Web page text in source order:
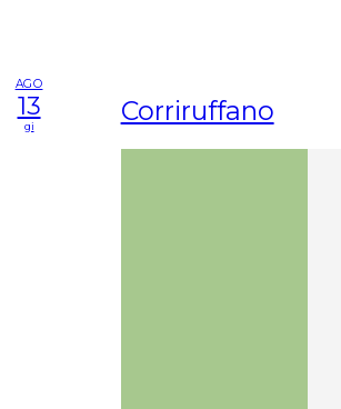
AGO
13
gi Corriruffano